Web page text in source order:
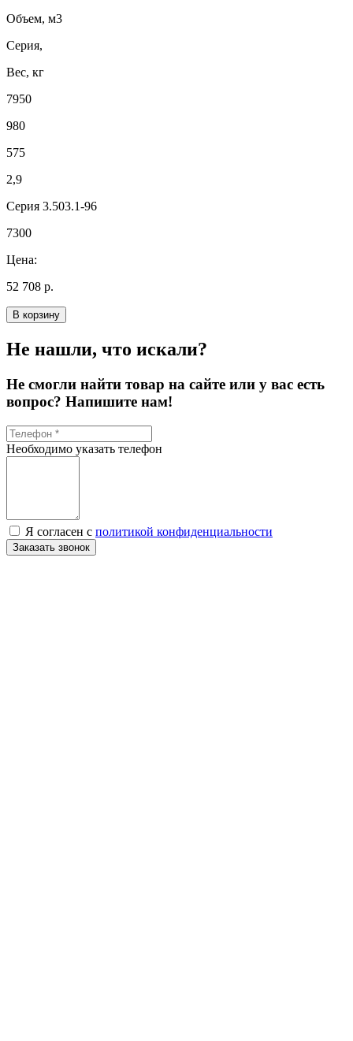
Объем, м3
Серия,
Вес, кг
7950
980
575
2,9
Серия 3.503.1-96
7300
Цена:
52 708 р.
В корзину
Не нашли, что искали?
Не смогли найти товар на сайте или у вас есть
вопрос? Напишите нам!
Необходимо указать телефон
Я согласен с политикой конфиденциальности
Заказать звонок